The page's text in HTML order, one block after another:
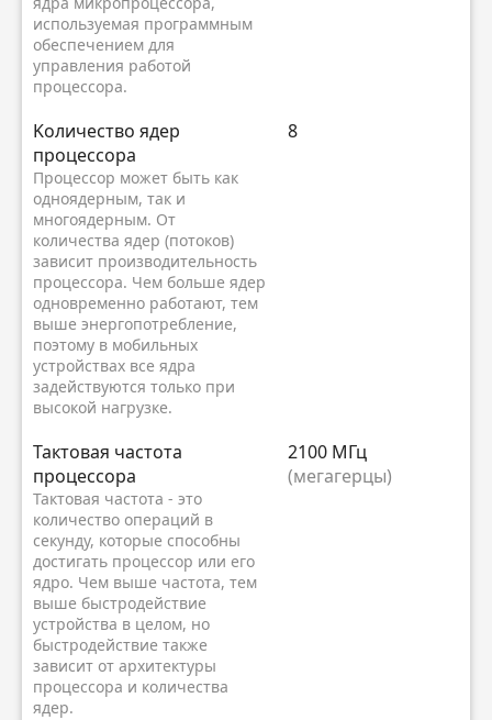
используемая программным
обеспечением для
управления работой
процессора.
Kоличество ядер
процессора
Процессор может быть как
одноядерным, так и
многоядерным. От
количества ядер (потоков)
зависит производительность
процессора. Чем больше ядер
одновременно работают, тем
выше энергопотребление,
поэтому в мобильных
устройствах все ядра
задействуются только при
высокой нагрузке.
8
Тактовая частота
процессора
Тактовая частота - это
количество операций в
секунду, которые способны
достигать процессор или его
ядро. Чем выше частота, тем
выше быстродействие
устройства в целом, но
быстродействие также
зависит от архитектуры
процессора и количества
ядер.
2100 МГц
(мегагерцы)